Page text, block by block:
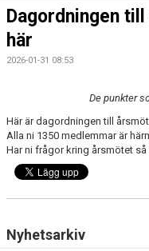
OM FÖRENINGEN
BARN &
STÖTTA VIF
KONTAKT / BOKNING
Dagordningen
här
2026-01-31 08:53
De punkter
Här är dagordningen till
Alla ni 1350 medlemmar är
Har ni frågor kring årsmötet
Nyhetsarkiv